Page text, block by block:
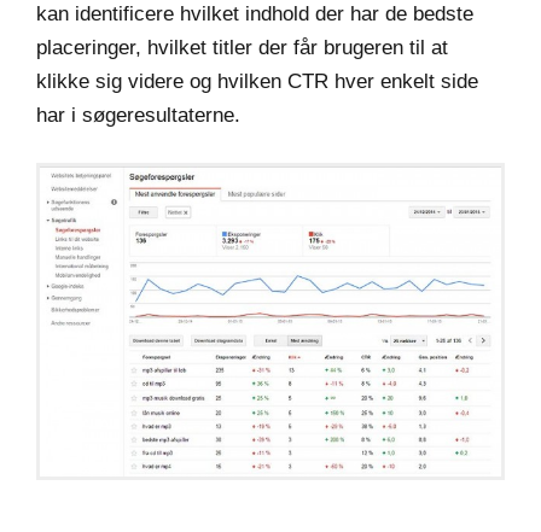
kan identificere hvilket indhold der har de bedste
placeringer, hvilket titler der får brugeren til at
klikke sig videre og hvilken CTR hver enkelt side
har i søgeresultaterne.